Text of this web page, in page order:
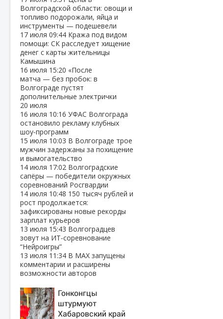
Волгоградской области: овощи и
топливо подорожали, яйца и
инструменты — подешевели
17 июля 09:44 Кража под видом
помощи: СК расследует хищение
денег с карты жительницы
Камышина
16 июля 15:20 «После
матча — без пробок: в
Волгограде пустят
дополнительные электрички
20 июля
16 июля 10:16 УФАС Волгограда
остановило рекламу клубных
шоу‑программ
15 июля 10:03 В Волгограде трое
мужчин задержаны за похищение
и вымогательство
14 июля 17:02 Волгоградские
сапёры — победители окружных
соревнований Росгвардии
14 июля 10:48 150 тысяч рублей и
рост продолжается:
зафиксированы новые рекорды
зарплат курьеров
13 июля 15:43 Волгоградцев
зовут на ИТ‑соревнование
“Нейроигры”
13 июля 11:34 В МАХ запущены
комментарии и расширены
возможности авторов
Гонконгцы
штурмуют
Хабаровский край